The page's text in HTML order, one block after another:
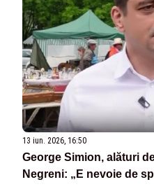
13 iun. 2026, 16:50
George Simion, alături
Negreni: „E nevoie de